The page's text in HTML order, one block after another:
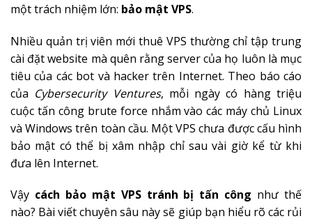
một trách nhiệm lớn: bảo mật VPS.
Nhiều quản trị viên mới thuê VPS thường chỉ tập trung
cài đặt website mà quên rằng server của họ luôn là mục
tiêu của các bot và hacker trên Internet. Theo báo cáo
của Cybersecurity Ventures, mỗi ngày có hàng triệu
cuộc tấn công brute force nhắm vào các máy chủ Linux
và Windows trên toàn cầu. Một VPS chưa được cấu hình
bảo mật có thể bị xâm nhập chỉ sau vài giờ kể từ khi
đưa lên Internet.
Vậy cách bảo mật VPS tránh bị tấn công như thế
nào? Bài viết chuyên sâu này sẽ giúp bạn hiểu rõ các rủi